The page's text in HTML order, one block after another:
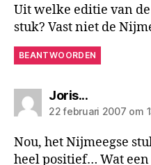
Uit welke editie van
stuk? Vast niet de
BEANTWOORDEN
Joris...zegt:
22 februari 2007 om
Nou, het Nijmeegse
heel positief… Wat een